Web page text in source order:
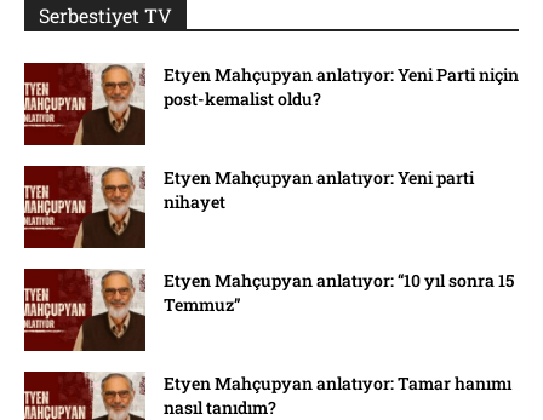
Serbestiyet TV
Etyen Mahçupyan anlatıyor: Yeni Parti niçin
post-kemalist oldu?
Etyen Mahçupyan anlatıyor: Yeni parti
nihayet
Etyen Mahçupyan anlatıyor: “10 yıl sonra 15
Temmuz”
Etyen Mahçupyan anlatıyor: Tamar hanımı
nasıl tanıdım?